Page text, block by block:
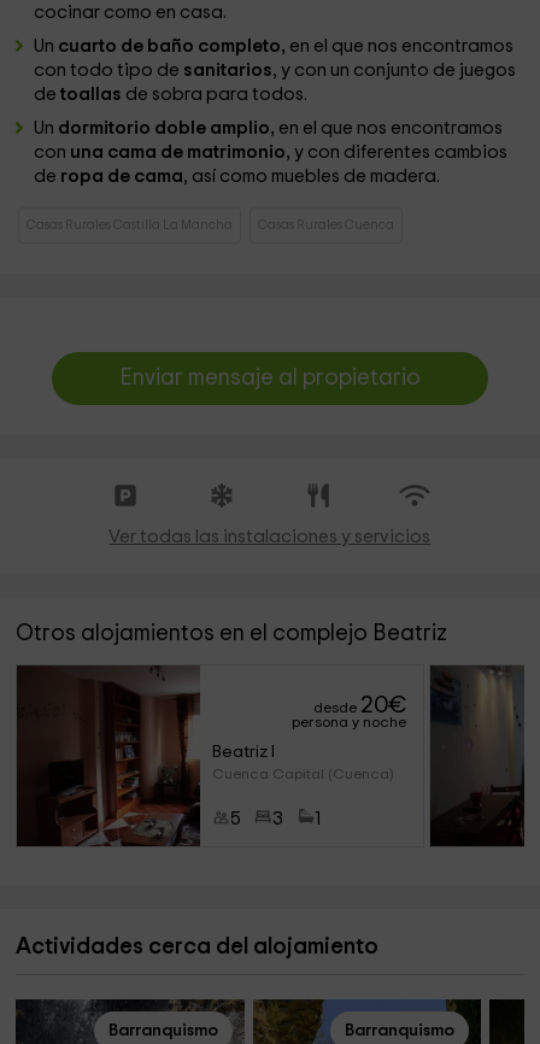
cocinar como en casa.
Un cuarto de baño completo, en el que nos encontramos
con todo tipo de sanitarios, y con un conjunto de juegos
detoallas de sobra para todos.
Un dormitorio doble amplio, en el que nos encontramos
con una cama de matrimonio,y con diferentes cambios
de ropa de cama, así como muebles de madera.
Casas Rurales Castilla La Mancha Casas Rurales Cuenca
Enviar mensaje al propietario
Ver todas las instalaciones y servicios
Otros alojamientos en el complejo Beatriz
desde 20€
persona y noche
Beatriz I
Cuenca Capital (Cuenca)
5 3
Actividades cerca del alojamiento
Barranquismo Barranquismo